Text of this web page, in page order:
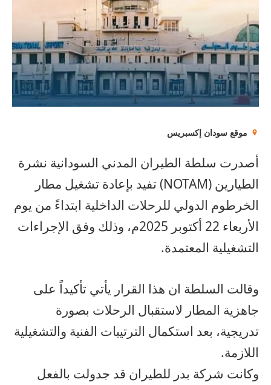
موقع سودان إكسبريس
أصدرت سلطة الطيران المدني السودانية نشرة
الطيارين (NOTAM) تفيد بإعادة تشغيل مطار
الخرطوم الدولي للرحلات الداخلية ابتداءً من يوم
الأربعاء 22 أكتوبر 2025م، وذلك وفق الإجراءات
التشغيلية المعتمدة.
وقالت السلطة ان هذا القرار يأتي تأكيداً على
جاهزية المطار لاستقبال الرحلات بصورة
تدريجية، بعد استكمال الترتيبات الفنية والتشغيلية
اللازمة.
وكانت شركة بدر للطيران قد جدولت بالفعل